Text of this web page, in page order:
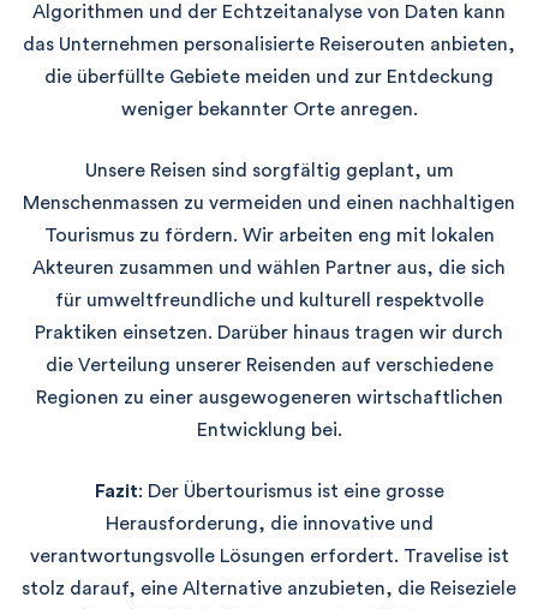
Algorithmen und der Echtzeitanalyse von Daten kann
das Unternehmen personalisierte Reiserouten anbieten,
die überfüllte Gebiete meiden und zur Entdeckung
weniger bekannter Orte anregen.
Unsere Reisen sind sorgfältig geplant, um
Menschenmassen zu vermeiden und einen nachhaltigen
Tourismus zu fördern. Wir arbeiten eng mit lokalen
Akteuren zusammen und wählen Partner aus, die sich
für umweltfreundliche und kulturell respektvolle
Praktiken einsetzen. Darüber hinaus tragen wir durch
die Verteilung unserer Reisenden auf verschiedene
Regionen zu einer ausgewogeneren wirtschaftlichen
Entwicklung bei.
Fazit: Der Übertourismus ist eine grosse
Herausforderung, die innovative und
verantwortungsvolle Lösungen erfordert. Travelise ist
stolz darauf, eine Alternative anzubieten, die Reiseziele